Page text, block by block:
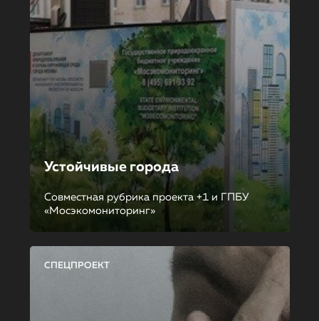
Устойчивые города
Совместная рубрика проекта +1 и ГПБУ
«Мосэкомониторинг»
СПЕЦПРОЕКТ